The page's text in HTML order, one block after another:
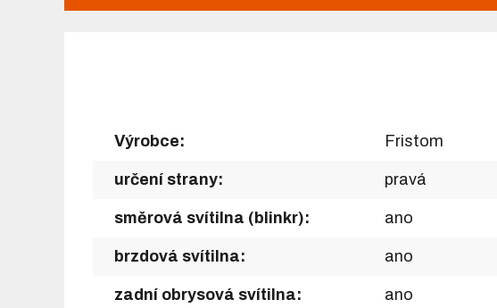
Výrobce: Fristom
určení strany: pravá
směrová svítilna (blinkr): ano
brzdová svítilna: ano
zadní obrysová svítilna: ano